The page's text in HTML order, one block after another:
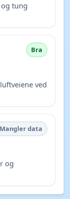
tung
Bra
ved
Mangler data
og